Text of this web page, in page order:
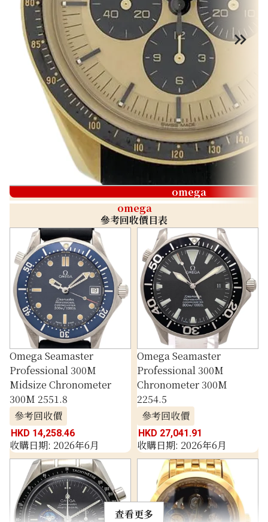
omega
omega
參考回收價目表
Omega Seamaster
Professional 300M
Midsize Chronometer
300M 2551.8
參考回收價
HKD 14,258.46
收購日期: 2026年6月
Omega Seamaster
Professional 300M
Chronometer 300M
2254.5
參考回收價
HKD 27,041.91
收購日期: 2026年6月
查看更多